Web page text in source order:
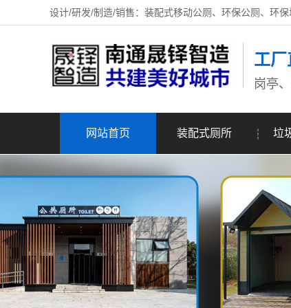
设计/研发/制造/销售：装配式移动公厕、环保公厕、环
工
岗亭
网站首页 装配式厕所 垃